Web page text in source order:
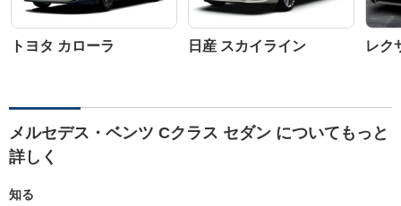
トヨタ カローラ 日産 スカイライン レク
メルセデス・ベンツ Cクラス セダン についてもっと
詳しく
知る